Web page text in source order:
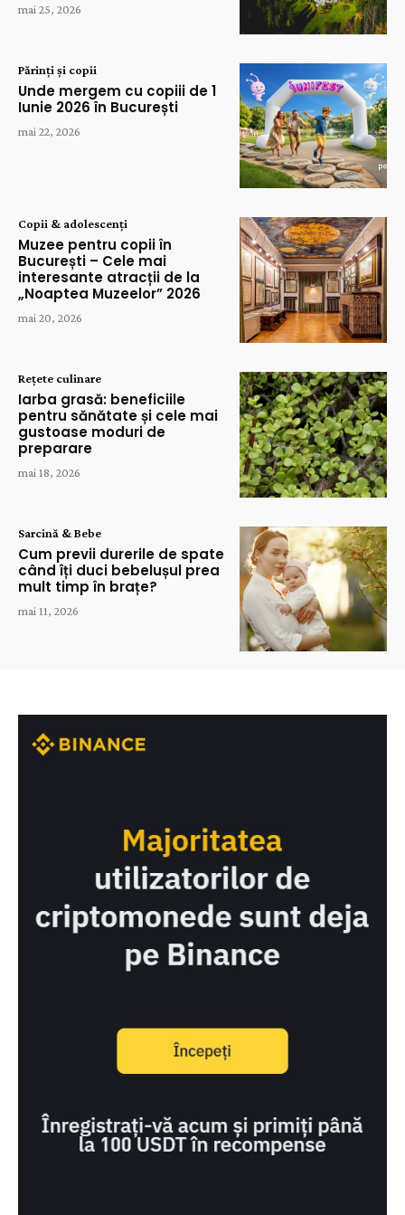
mai 25, 2026
Părinți și copii
Unde mergem cu copiii de 1
Iunie 2026 în București
mai 22, 2026
Copii & adolescenți
Muzee pentru copii în
București – Cele mai
interesante atracții de la
„Noaptea Muzeelor” 2026
mai 20, 2026
Rețete culinare
Iarba grasă: beneficiile
pentru sănătate și cele mai
gustoase moduri de
preparare
mai 18, 2026
Sarcină & Bebe
Cum previi durerile de spate
când îți duci bebelușul prea
mult timp în brațe?
mai 11, 2026